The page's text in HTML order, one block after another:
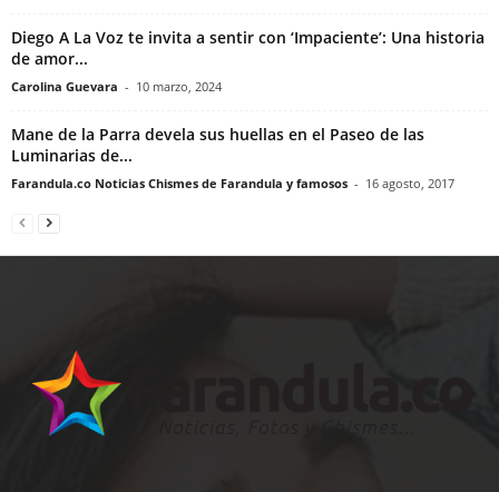
Diego A La Voz te invita a sentir con ‘Impaciente’: Una historia
de amor...
Carolina Guevara - 10 marzo, 2024
Mane de la Parra devela sus huellas en el Paseo de las
Luminarias de...
Farandula.co Noticias Chismes de Farandula y famosos - 16 agosto, 2017